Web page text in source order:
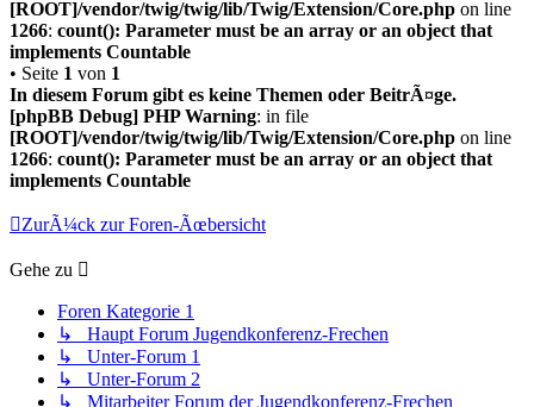
[ROOT]/vendor/twig/twig/lib/Twig/Extension/Core.php on line
1266: count(): Parameter must be an array or an object that
implements Countable
• Seite 1 von 1
In diesem Forum gibt es keine Themen oder BeitrÃ¤ge.
[phpBB Debug] PHP Warning: in file
[ROOT]/vendor/twig/twig/lib/Twig/Extension/Core.php on line
1266: count(): Parameter must be an array or an object that
implements Countable
ZurÃ¼ck zur Foren-Ãœbersicht
Gehe zu
Foren Kategorie 1
↳ Haupt Forum Jugendkonferenz-Frechen
↳ Unter-Forum 1
↳ Unter-Forum 2
↳ Mitarbeiter Forum der Jugendkonferenz-Frechen